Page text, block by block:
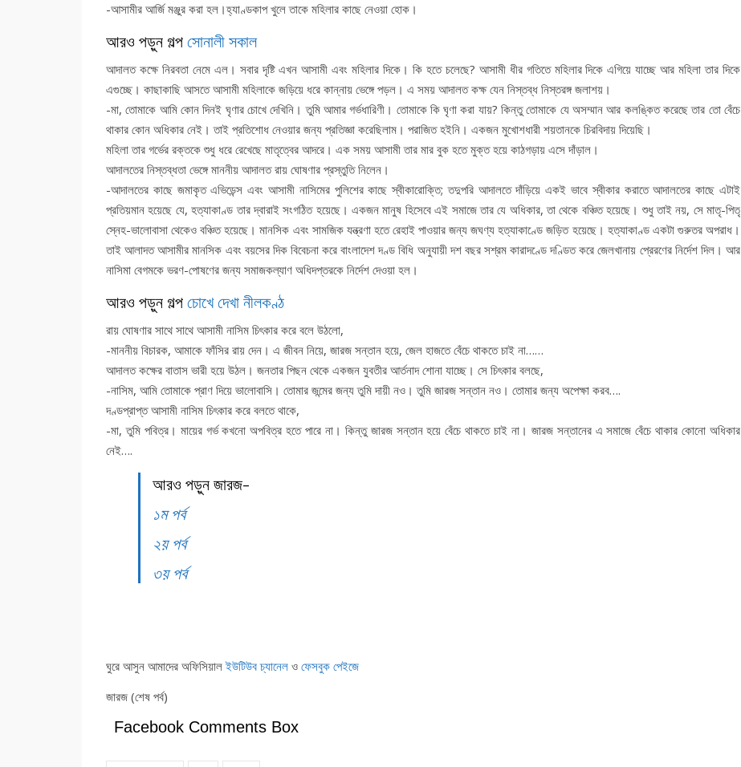
-আসামীর আর্জি মঞ্জুর করা হল।হ্যাণ্ডকাপ খুলে তাকে মহিলার কাছে নেওয়া হোক।
আরও পড়ুন গল্পসোনালী সকাল
আদালত কক্ষে নিরবতা নেমে এল। সবার দৃষ্টি এখন আসামী এবং মহিলার দিকে। কি হতে চলেছে? আসামী ধীর গতিতে মহিলার দিকে এগিয়ে যাচ্ছে আর মহিলা তার দিকে
এগুচ্ছে। কাছাকাছি আসতে আসামী মহিলাকে জড়িয়ে ধরে কান্নায় ভেঙ্গে পড়ল। এ সময় আদালত কক্ষ যেন নিস্তব্ধ নিস্তরঙ্গ জলাশয়।
-মা, তোমাকে আমি কোন দিনই ঘৃণার চোখে দেখিনি। তুমি আমার গর্ভধারিণী। তোমাকে কি ঘৃণা করা যায়? কিন্তু তোমাকে যে অসম্মান আর কলঙ্কিত করেছে তার তো বেঁচে
থাকার কোন অধিকার নেই। তাই প্রতিশোধ নেওয়ার জন্য প্রতিজ্ঞা করেছিলাম। পরাজিত হইনি। একজন মুখোশধারী শয়তানকে চিরবিদায় দিয়েছি।
মহিলা তার গর্ভের রক্তকে শুধু ধরে রেখেছে মাতৃত্বের আদরে। এক সময় আসামী তার মার বুক হতে মুক্ত হয়ে কাঠগড়ায় এসে দাঁড়াল।
আদালতের নিস্তব্ধতা ভেঙ্গে মাননীয় আদালত রায় ঘোষণার প্রস্তুতি নিলেন।
-আদালতের কাছে জমাকৃত এভিডেন্স এবং আসামী নাসিমের পুলিশের কাছে স্বীকারোক্তি; তদুপরি আদালতে দাঁড়িয়ে একই ভাবে স্বীকার করাতে আদালতের কাছে এটাই
প্রতিয়মান হয়েছে যে, হত্যাকাণ্ড তার দ্বারাই সংগঠিত হয়েছে। একজন মানুষ হিসেবে এই সমাজে তার যে অধিকার, তা থেকে বঞ্চিত হয়েছে। শুধু তাই নয়, সে মাতৃ-পিতৃ
স্নেহ-ভালোবাসা থেকেও বঞ্চিত হয়েছে। মানসিক এবং সামজিক যন্ত্রণা হতে রেহাই পাওয়ার জন্য জঘণ্য হত্যাকাণ্ডে জড়িত হয়েছে। হত্যাকাণ্ড একটা গুরুতর অপরাধ।
তাই আলাদত আসামীর মানসিক এবং বয়সের দিক বিবেচনা করে বাংলাদেশ দণ্ড বিধি অনুযায়ী দশ বছর সশ্রম কারাদণ্ডে দণ্ডিত করে জেলখানায় প্রেরণের নির্দেশ দিল। আর
নাসিমা বেগমকে ভরণ-পোষণের জন্য সমাজকল্যাণ অধিদপ্তরকে নির্দেশ দেওয়া হল।
আরও পড়ুন গল্পচোখে দেখা নীলকণ্ঠ
রায় ঘোষণার সাথে সাথে আসামী নাসিম চিৎকার করে বলে উঠলো,
-মাননীয় বিচারক, আমাকে ফাঁসির রায় দেন। এ জীবন নিয়ে, জারজ সন্তান হয়ে, জেল হাজতে বেঁচে থাকতে চাই না……
আদালত কক্ষের বাতাস ভারী হয়ে উঠল। জনতার পিছন থেকে একজন যুবতীর আর্তনাদ শোনা যাচ্ছে। সে চিৎকার বলছে,
-নাসিম, আমি তোমাকে প্রাণ দিয়ে ভালোবাসি। তোমার জন্মের জন্য তুমি দায়ী নও। তুমি জারজ সন্তান নও। তোমার জন্য অপেক্ষা করব….
দণ্ডপ্রাপ্ত আসামী নাসিম চিৎকার করে বলতে থাকে,
-মা, তুমি পবিত্র। মায়ের গর্ভ কখনো অপবিত্র হতে পারে না। কিন্তু জারজ সন্তান হয়ে বেঁচে থাকতে চাই না। জারজ সন্তানের এ সমাজে বেঁচে থাকার কোনো অধিকার
নেই….
আরও পড়ুন জারজ-
১ম পর্ব
২য় পর্ব
৩য় পর্ব
ঘুরে আসুন আমাদের অফিসিয়ালইউটিউব চ্যানেল ও ফেসবুক পেইজে
জারজ (শেষ পর্ব)
Facebook Comments Box